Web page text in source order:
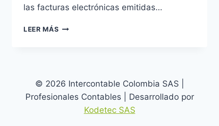
las facturas electrónicas emitidas…
LEER MÁS EVENTOS
AMENAZAN
TU
NEGOCIO
© 2026 Intercontable Colombia SAS |
Profesionales Contables | Desarrollado por
Kodetec SAS